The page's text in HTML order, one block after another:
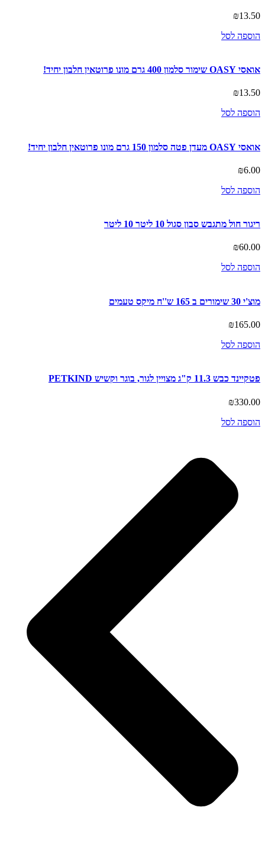
₪13.50
הוספה לסל
אואסי OASY שימור סלמון 400 גרם מונו פרוטאין חלבון יחיד!
₪13.50
הוספה לסל
אואסי OASY מעדן פטה סלמון 150 גרם מונו פרוטאין חלבון יחיד!
₪6.00
הוספה לסל
ריגור חול מתגבש סבון סגול 10 ליטר 10 ליטר
₪60.00
הוספה לסל
מוצ'י 30 שימורים ב 165 ש''ח מיקס טעמים
₪165.00
הוספה לסל
פטקיינד כבש 11.3 ק"ג מצויין לגור, בוגר וקשיש PETKIND
₪330.00
הוספה לסל